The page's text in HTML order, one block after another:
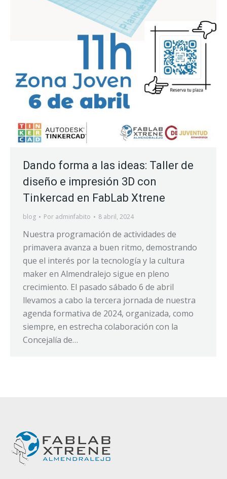
Dando forma a las ideas: Taller de
diseño e impresión 3D con
Tinkercad en FabLab Xtrene
blog Por adminfabito 8 abril, 2024
Nuestra programación de actividades de
primavera avanza a buen ritmo, demostrando
que el interés por la tecnología y la cultura
maker en Almendralejo sigue en pleno
crecimiento. El pasado sábado 6 de abril
llevamos a cabo la tercera jornada de nuestra
agenda formativa de 2024, organizada, como
siempre, en estrecha colaboración con la
Concejalía de…